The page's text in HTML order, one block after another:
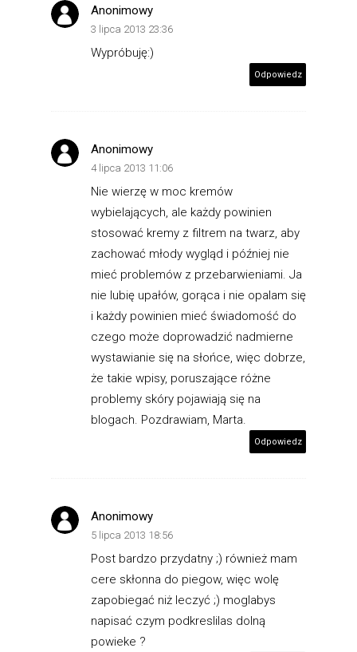
Anonimowy
3 lipca 2013 23:36
Wypróbuję:)
Odpowiedz
Anonimowy
4 lipca 2013 11:06
Nie wierzę w moc kremów
wybielających, ale każdy powinien
stosować kremy z filtrem na twarz, aby
zachować młody wygląd i później nie
mieć problemów z przebarwieniami. Ja
nie lubię upałów, gorąca i nie opalam się
i każdy powinien mieć świadomość do
czego może doprowadzić nadmierne
wystawianie się na słońce, więc dobrze,
że takie wpisy, poruszające różne
problemy skóry pojawiają się na
blogach. Pozdrawiam, Marta.
Odpowiedz
Anonimowy
5 lipca 2013 18:56
Post bardzo przydatny ;) również mam
cere skłonna do piegow, więc wolę
zapobiegać niż leczyć ;) moglabys
napisać czym podkreslilas dolną
powieke ?